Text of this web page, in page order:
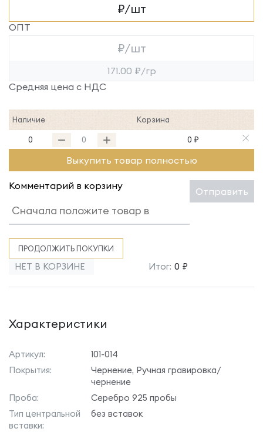
₽/шт
ОПТ
₽/шт
171.00 ₽/гр
Средняя цена с НДС
Наличие Корзина
0 0 ₽
Выкупить товар полностью
Комментарий в корзину Отправить
ПРОДОЛЖИТЬ ПОКУПКИ
НЕТ В КОРЗИНЕ Итог: 0 ₽
Характеристики
Артикул:
101-014
Покрытия:
Чернение, Ручная гравировка/
чернение
Проба:
Серебро 925 пробы
Тип центральной
вставки:
без вставок